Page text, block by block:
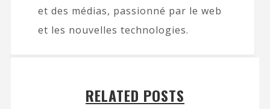
et des médias, passionné par le web
et les nouvelles technologies.
RELATED POSTS